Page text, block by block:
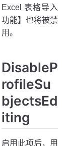
Excel 表格导入
功能】也将被禁
用。
DisableP
rofileSu
bjectsEd
iting
启用此项后，用